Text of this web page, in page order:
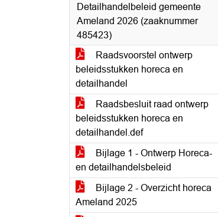
Detailhandelbeleid gemeente
Ameland 2026 (zaaknummer
485423)
Raadsvoorstel ontwerp
beleidsstukken horeca en
detailhandel
Raadsbesluit raad ontwerp
beleidsstukken horeca en
detailhandel.def
Bijlage 1 - Ontwerp Horeca-
en detailhandelsbeleid
Bijlage 2 - Overzicht horeca
Ameland 2025